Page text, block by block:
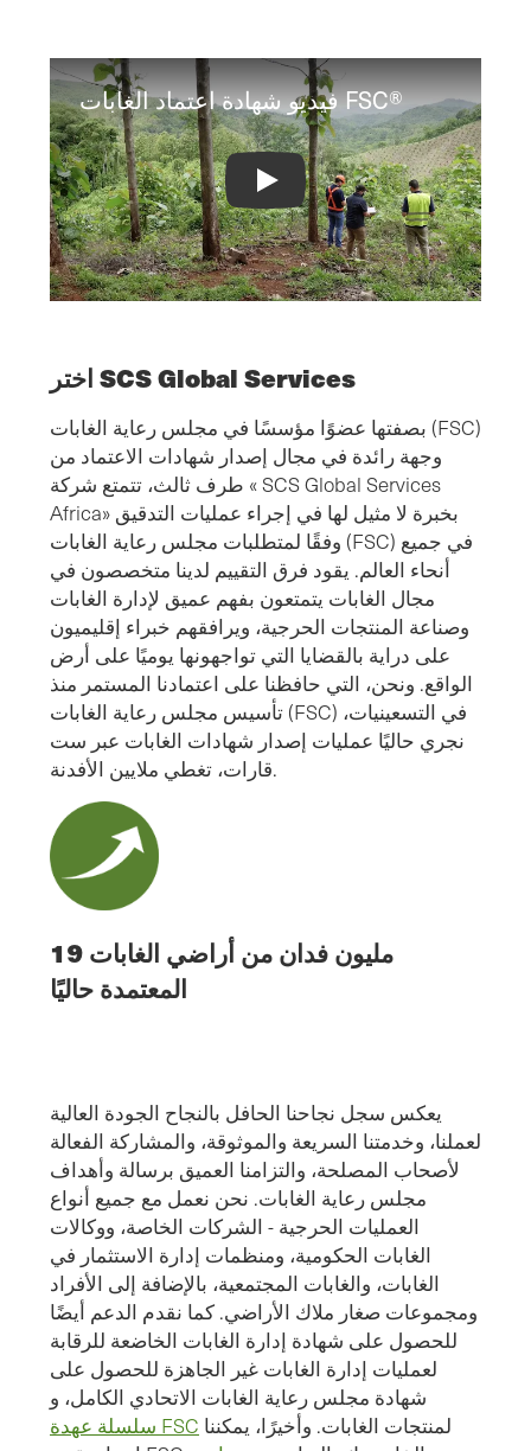
فيديو شهادة اعتماد الغابات FSC®
FSC® Forest Certification Video
اختر SCS Global Services
بصفتها عضوًا مؤسسًا في مجلس رعاية الغابات (FSC)
وجهة رائدة في مجال إصدار شهادات الاعتماد من
طرف ثالث، تتمتع شركة « SCS Global Services
Africa» بخبرة لا مثيل لها في إجراء عمليات التدقيق
وفقًا لمتطلبات مجلس رعاية الغابات (FSC) في جميع
أنحاء العالم. يقود فرق التقييم لدينا متخصصون في
مجال الغابات يتمتعون بفهم عميق لإدارة الغابات
وصناعة المنتجات الحرجية، ويرافقهم خبراء إقليميون
على دراية بالقضايا التي تواجهونها يوميًا على أرض
الواقع. ونحن، التي حافظنا على اعتمادنا المستمر منذ
تأسيس مجلس رعاية الغابات (FSC) في التسعينيات،
نجري حاليًا عمليات إصدار شهادات الغابات عبر ست
قارات، تغطي ملايين الأفدنة.
19 مليون فدان من أراضي الغابات
المعتمدة حاليًا
يعكس سجل نجاحنا الحافل بالنجاح الجودة العالية
لعملنا، وخدمتنا السريعة والموثوقة، والمشاركة الفعالة
لأصحاب المصلحة، والتزامنا العميق برسالة وأهداف
مجلس رعاية الغابات. نحن نعمل مع جميع أنواع
العمليات الحرجية - الشركات الخاصة، ووكالات
الغابات الحكومية، ومنظمات إدارة الاستثمار في
الغابات، والغابات المجتمعية، بالإضافة إلى الأفراد
ومجموعات صغار ملاك الأراضي. كما نقدم الدعم أيضًا
للحصول على شهادة إدارة الغابات الخاضعة للرقابة
لعمليات إدارة الغابات غير الجاهزة للحصول على
شهادة مجلس رعاية الغابات الاتحادي الكامل، و
سلسلة عهدة FSC